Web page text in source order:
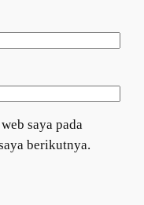
saya pada
berikutnya.